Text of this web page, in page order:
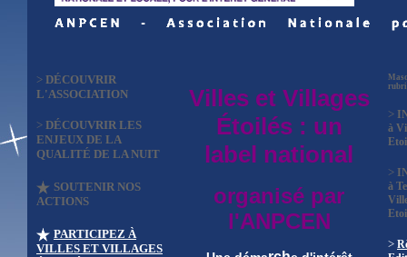
> DÉCOUVRIR
L'ASSOCIATION
> DÉCOUVRIR LES
ENJEUX DE LA
QUALITÉ DE LA NUIT
SOUTENIR NOS
ACTIONS
PARTICIPEZ À
VILLES ET VILLAGES
Villes et Villages
Étoilés : un
label national
organisé par
l'ANPCEN
>
à
>
à
>